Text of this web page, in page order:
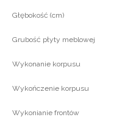
Głębokość (cm)
Grubość płyty meblowej
Wykonanie korpusu
Wykończenie korpusu
Wykonianie frontów